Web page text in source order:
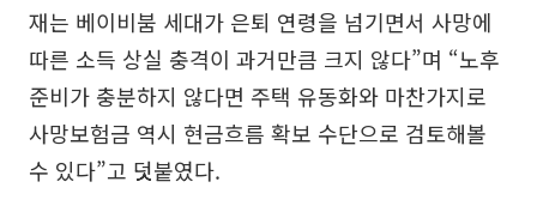
재는 베이비붐 세대가 은퇴 연령을 넘기면서 사망에
따른 소득 상실 충격이 과거만큼 크지 않다”며 “노후
준비가 충분하지 않다면 주택 유동화와 마찬가지로
사망보험금 역시 현금흐름 확보 수단으로 검토해볼
수 있다”고 덧붙였다.